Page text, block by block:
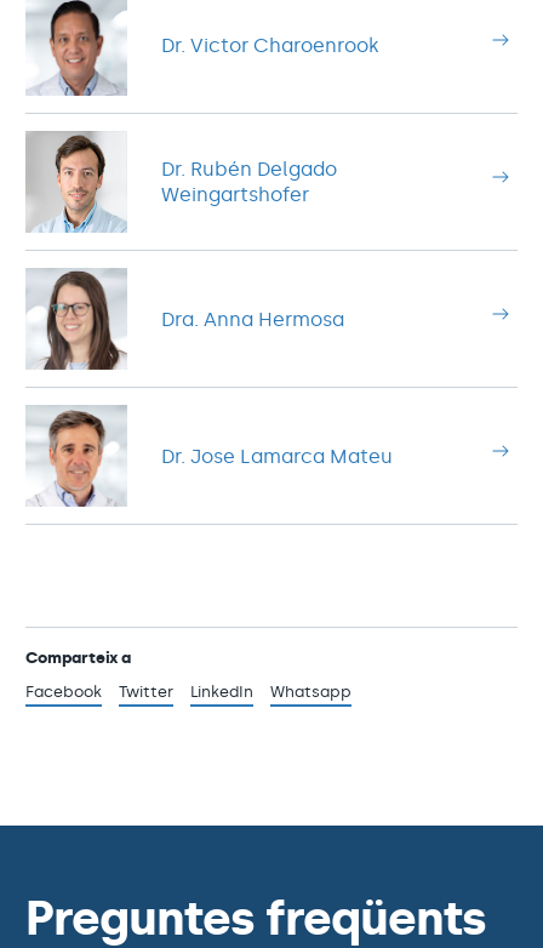
Dr. Victor Charoenrook
Dr. Rubén Delgado
Weingartshofer
Dra. Anna Hermosa
Dr. Jose Lamarca Mateu
Comparteix a
Facebook
Twitter LinkedIn Whatsapp
Preguntes freqüents